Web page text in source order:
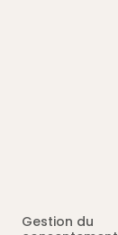
Gestion du